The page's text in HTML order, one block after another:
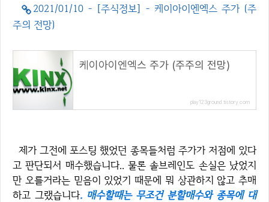
2021/01/10 - [주식정보] - 케이아이엔엑스 주가 (주
주의 전망)
케이아이엔엑스 주가 (주주의 전망)
play123ground.tistory.com
제가 그전에 포스팅 했었던 종목들처럼 주가가 저점에 있다
고 판단되서 매수했습니다.. 물론 솔브레인도 손실은 났었지
만 오를거라는 믿음이 있었기 때문에 뭐 상관하지 않고 추매
하고 그랬습니다. 매수할때는 무조건 분할매수와 종목에 대